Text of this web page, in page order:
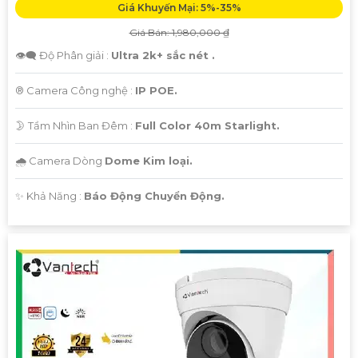
Giá Khuyến Mại: 5%-35%
Giá Bán: 1,980,000 ₫
👁️‍🗨 Độ Phân giải : Ultra 2k+ sắc nét .
®️ Camera Công nghệ : IP POE.
🌛 Tầm Nhìn Ban Đêm : Full Color 40m Starlight.
🌧️ Camera Dòng Dome Kim loại.
️✨ Khả Năng : Báo Động Chuyển Động.